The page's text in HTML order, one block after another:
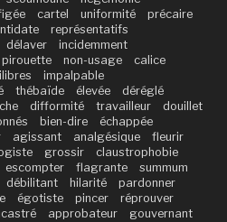
cartel uniformité
précaire
représentatifs
délaver
incidemment
pirouette non-usage
calice
impalpable
thébaïde élevée
déréglé
difformité travailleur
douillet
bien-dire
échappée
agissant analgésique
fleurir
grossir
claustrophobie
escompter flagrante
summum
débilitant hilarité
pardonner
égotiste pincer
réprouver
approbateur gouvernant